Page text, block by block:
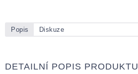
Popis Diskuze
DETAILNÍ POPIS PRODUKTU